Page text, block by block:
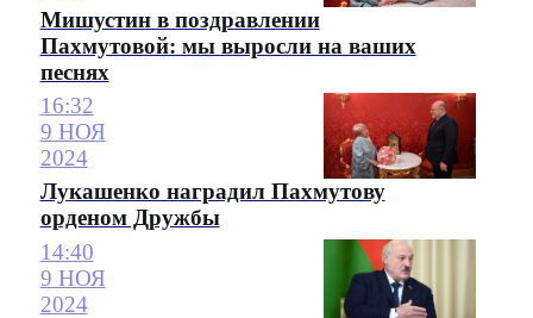
Мишустин в поздравлении
Пахмутовой: мы выросли на ваших
песнях
16:32
9 НОЯ
2024
Лукашенко наградил Пахмутову
орденом Дружбы
14:40
9 НОЯ
2024